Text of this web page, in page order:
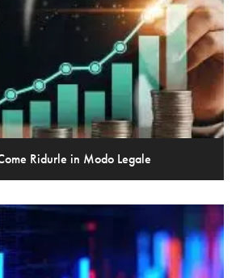
Ridurle in Modo Legale